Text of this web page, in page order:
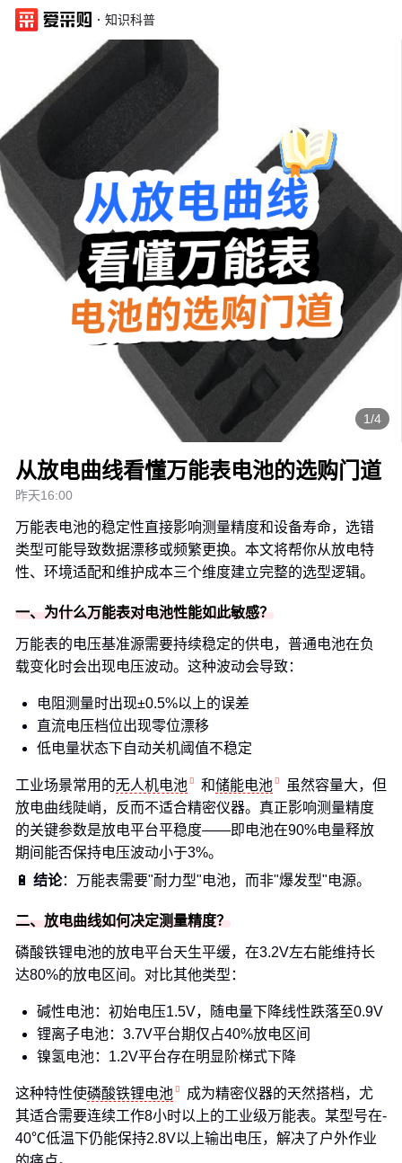
· 知识科普
1/4
从放电曲线看懂万能表电池的选购门道
昨天16:00
万能表电池的稳定性直接影响测量精度和设备寿命，选错
类型可能导致数据漂移或频繁更换。本文将帮你从放电特
性、环境适配和维护成本三个维度建立完整的选型逻辑。
一、为什么万能表对电池性能如此敏感？
万能表的电压基准源需要持续稳定的供电，普通电池在负
载变化时会出现电压波动。这种波动会导致：
电阻测量时出现±0.5%以上的误差
直流电压档位出现零位漂移
低电量状态下自动关机阈值不稳定
工业场景常用的无人机电池 和储能电池
虽然容量大，但
放电曲线陡峭，反而不适合精密仪器。真正影响测量精度
的关键参数是放电平台平稳度——即电池在90%电量释放
期间能否保持电压波动小于3%。
🔋 结论：万能表需要"耐力型"电池，而非"爆发型"电源。
二、放电曲线如何决定测量精度？
磷酸铁锂电池的放电平台天生平缓，在3.2V左右能维持长
达80%的放电区间。对比其他类型：
碱性电池：初始电压1.5V，随电量下降线性跌落至0.9V
锂离子电池：3.7V平台期仅占40%放电区间
镍氢电池：1.2V平台存在明显阶梯式下降
这种特性使磷酸铁锂电池
成为精密仪器的天然搭档，尤
其适合需要连续工作8小时以上的工业级万能表。某型号在-
40℃低温下仍能保持2.8V以上输出电压，解决了户外作业